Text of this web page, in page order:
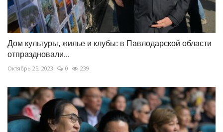
Дом культуры, жилье и клубы: в Павлодарской области
отпраздновали...
Октябрь 25, 2023 0 239